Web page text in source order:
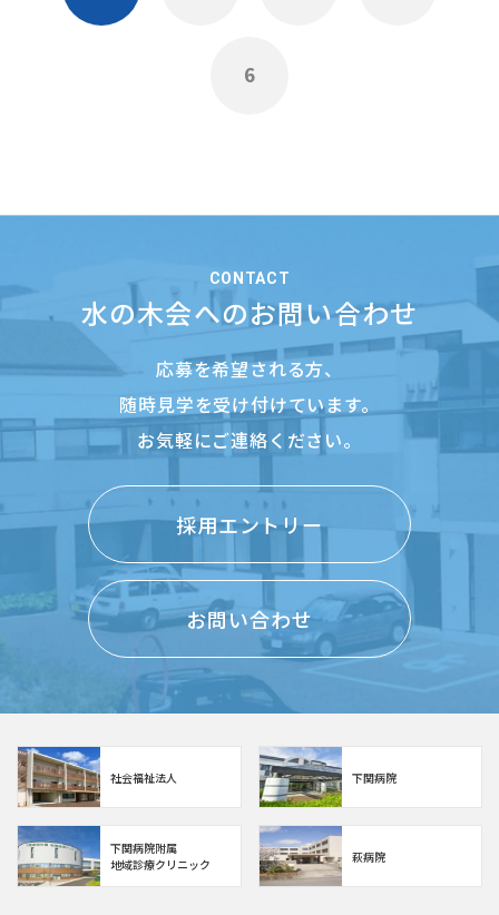
6
CONTACT
水の木会へのお問い合わせ
応募を希望される方、
随時見学を受け付けています。
お気軽にご連絡ください。
採用エントリー
お問い合わせ
社会福祉法人 下関病院
下関病院附属
地域診療クリニック
萩病院